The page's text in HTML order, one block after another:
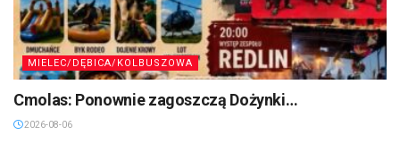
MIELEC/DĘBICA/KOLBUSZOWA
Cmolas: Ponownie zagoszczą Dożynki…
2026-08-06